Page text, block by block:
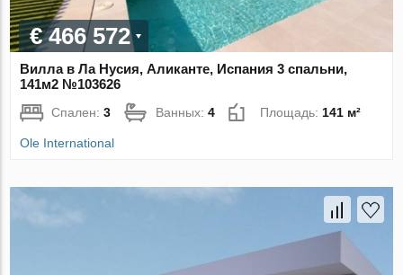
€ 466 572
Вилла в Ла Нусия, Аликанте, Испания 3 спальни,
141м2 №103626
Спален:3 Ванных:4 Площадь: 141 м²
Ole International